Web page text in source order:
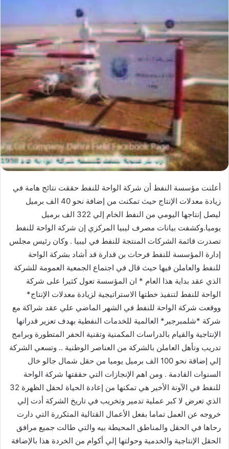
أعلنت مؤسسة النفط أن شركة الواحة للنفط حققت نتائج هامة في
زيادة معدلات الإنتاج حيث تمكنت من إضافة نحو 40 الف برميل
ليصل إنتاجها اليومي من النفط الخام إلي 322 الف برميل
يوميا.وكشفت بيانات مصرف ليبيا المركزي إن شركة الواحة للنفط
تصدرت قائمة الشركات المنتجة للنفط في ليبيا . وكان رئيس مجلس
إدارة المؤسسة للنفط فرحات بن قدارة قد أشاد بشركة الواحة
للنفط والعاملن فيها حيث قال في اجتماع الجمعية العمومة للشركة
الذي عقد بداية هذا العام * ان المؤسسة تعول كثيرا على شركة
الواحة للنفط لتنفيذ خطتها الاستراتيجية لزيادة معدلات الإنتاج*
ووقعت شركة الواحة للنفط في الشهر الماضي علي عقد شراكة مع
شركة *شلمبرجير* العالمية للخدمات النفطية بهدف تعزير قدراتها
الإنتاجية والقيام بالدراسات المكمنية وتقنية الحفر المتطورة وبرامج
تدريب وتأهل العاملن بالشركة من العناصر الوطنية .. وتسعي الشركة
إلي إضاقة نحو 100 الف برميل يوميا من حقل شمال جالو خال
السنوات القادمة . ومن اهم الإنجازات التي حققتها شركة الواحة
للنفط في الآونة الأخير هي تمكنها من إعادة الحياة لحقل الظهرة 32
الذي تعرض لا كبر عملية تدمير وتخريب في تاريخ الشركة أدت إلي
خروجه عن العمل تماما بفعل الأعمال القتالية المتكررة التي دارت
رحاها في الحقل والمناطق المحيطة بيه والتي طالت جميع مرافق
الحقل الإنتاجية والخدمية وحولتها إلي أكوام من الخردة هذا بالإضافة